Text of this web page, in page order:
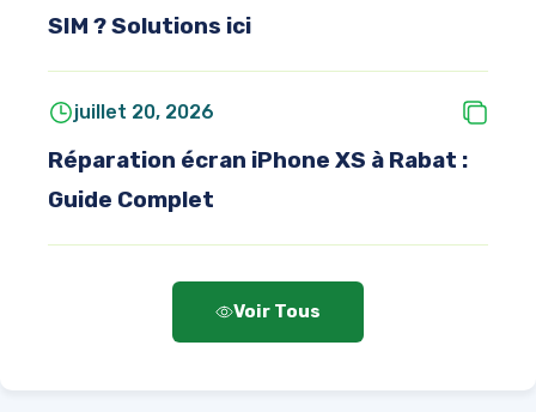
SIM ? Solutions ici
juillet 20, 2026
Réparation écran iPhone XS à Rabat :
Guide Complet
Voir Tous